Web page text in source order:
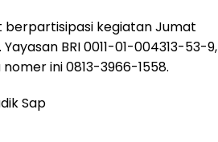
berpartisipasi kegiatan Jumat
BRI 0011-01-004313-53-9,
nomer ini 0813-3966-1558.